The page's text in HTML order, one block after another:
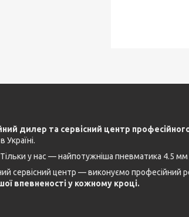
дилер та сервісний центр
в Україні.
Тільки у нас — найпотужніша пневматика 4.5
сервісний центр — виконуємо професійний
впевненості у кожному кроці.